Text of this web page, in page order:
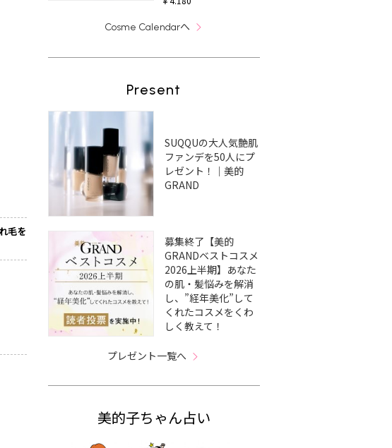
毛を
Cosme Calendarへ
Present
SUQQUの大人気艶肌
ファンデを50人にプ
レゼント！｜美的
GRAND
募集終了【美的
GRANDベストコスメ
2026上半期】あなた
の肌・髪悩みを解消
し、”経年美化”して
くれたコスメをくわ
しく教えて！
プレゼント一覧へ
美的子ちゃん占い